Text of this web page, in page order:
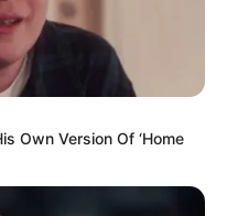
Own Version Of ‘Home